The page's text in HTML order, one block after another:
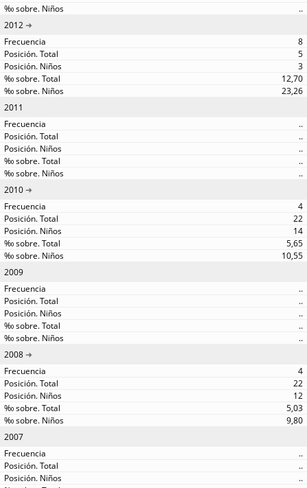
..
2012
8
5
3
12,70
23,26
2011
..
..
..
..
..
2010
4
22
14
5,65
10,55
2009
..
..
..
..
..
2008
4
22
12
5,03
9,80
2007
..
..
..